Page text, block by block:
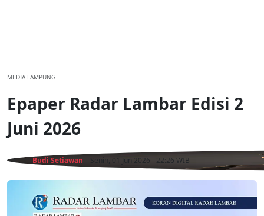
MEDIA LAMPUNG
Epaper Radar Lambar Edisi 2
Juni 2026
Budi Setiawan - Senin, 01 Jun 2026 - 22:26 WIB